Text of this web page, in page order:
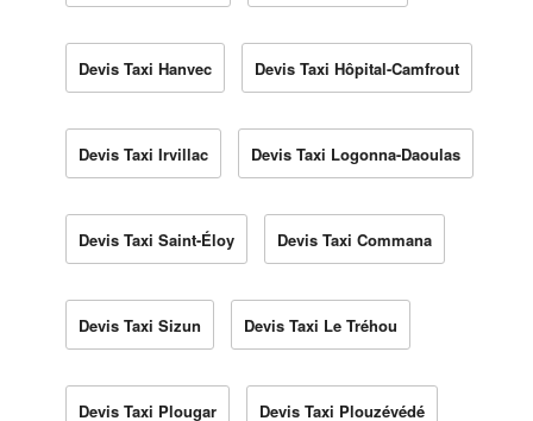
Devis Taxi Hanvec Devis Taxi Hôpital-Camfrout
Devis Taxi Irvillac Devis Taxi Logonna-Daoulas
Devis Taxi Saint-Éloy Devis Taxi Commana
Devis Taxi Sizun Devis Taxi Le Tréhou
Devis Taxi Plougar Devis Taxi Plouzévédé